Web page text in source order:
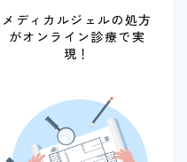
メディカルジェルの処方
がオンライン診療で実
現！